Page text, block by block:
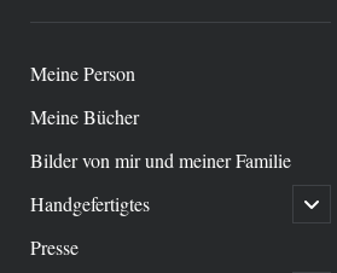
Meine Person
Meine Bücher
Bilder von mir und meiner Familie
Handgefertigtes
open
child
Presse